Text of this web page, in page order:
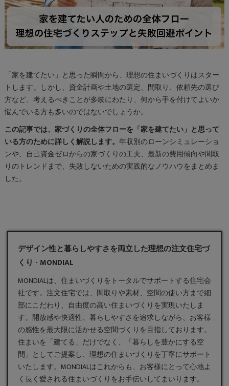
「家を建てたい」と思った瞬間から、理想の住まいづくりはスター
トします。しかし、資金計画や土地の選定、間取り、依頼先の選び
方など、考えるべきことが多岐にわたり、何から手を付けてよいか
悩んでいる方も多いのではないでしょうか。
この記事では、家づくりの全体フローを「家を建てたい」と思って
いる方のために詳しく解説します。 年収別のローンシミュレーショ
ンや、自己資金ゼロからの家づくりの工夫、最新の費用傾向や間取
りのトレンドまで、失敗しないための実践的なノウハウをまとめま
した。
デザイン性と暮らしやすさを両立した理想の注文住宅づ
くり - MONDIAL
MONDIALは、住まいづくりをトータルでサポートする住宅会
社です。 注文住宅では、間取りや素材、空間の使い方まで細
部にこだわり、自由度の高い住まいづくりを実現いたしま
す。開放感や快適性、暮らしやすさを追求しながら、お客様
の感性を最大限に活かせる空間づくりを目指しております。
住まいを「建てる」だけでなく、「暮らしを豊かにする空
間」としてご提案し、理想の住まいづくりを丁寧にサポート
いたします。MONDIALはこれからも、お客様にとって心地よ
く長く愛される住まいづくりをお手伝いしてまいります。